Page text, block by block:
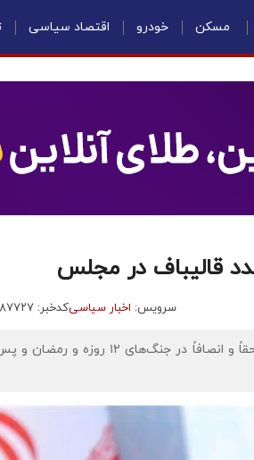
مسکن خودرو اقتصاد سیاسی
قالیباف در مجلس
سرویس: اخبار سیاسیکدخبر: ۷۸۷۷۲۷
اقتصادنیوز: محسنی اژه ای در مطلبی نوشت: آقای